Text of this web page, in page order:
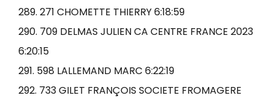
289. 271 CHOMETTE THIERRY 6:18:59
290. 709 DELMAS JULIEN CA CENTRE FRANCE 2023
6:20:15
291. 598 LALLEMAND MARC 6:22:19
292. 733 GILET FRANÇOIS SOCIETE FROMAGERE